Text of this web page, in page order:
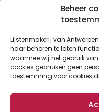
Beheer
Lijstenmakerij van
naar behoren te laten
waarmee wij het gebruik
cookies gebruiken geen
toestemming voor cookies
info@lijstenmakerij
Home
Over ons
Diensten
Lijstenmakerij